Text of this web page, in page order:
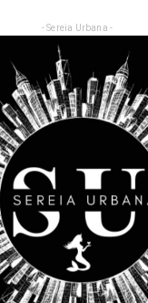
- Sereia Urbana -